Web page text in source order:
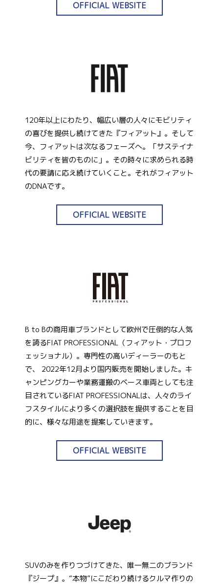
OFFICIAL WEBSITE
120年以上にわたり、幅広い層の人々にモビリティ
の喜びを提供し続けてきた『フィアット』。そして
今、フィアットは次なるフェーズへ。「サステイナ
ビリティを皆のものに」。その時々に求められる時
代の要請に応え続けていくこと。それがフィアット
のDNAです。
OFFICIAL WEBSITE
B to Bの商用車ブランドとして欧州で圧倒的な人気
を誇るFIAT PROFESSIONAL（フィアット・プロフ
ェッショナル）。専門性の高いディーラーのもと
で、 2022年12月より国内販売を開始しました。キ
ャンピングカーや業務運搬のベース車両としても注
目されているFIAT PROFESSIONALは、人々のライ
フスタイルにより多くの選択肢を提供することを目
的に、様々な用途を提案していきます。
OFFICIAL WEBSITE
SUVのみを作りつづけてきた、唯一無二のブランド
『ジープ』。“本物”にこだわり続けるクルマ作りの